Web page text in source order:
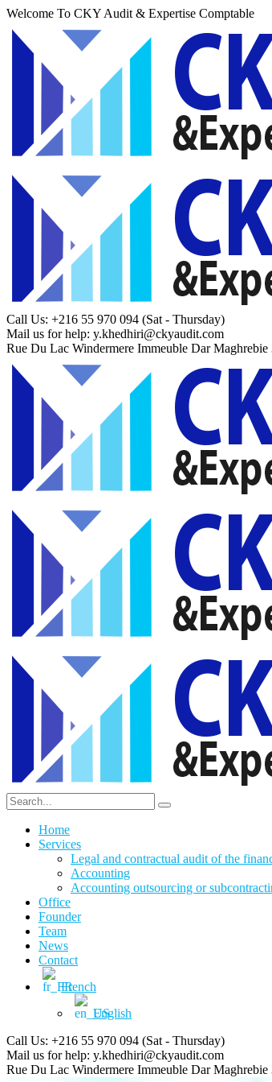
Welcome To CKY Audit & Expertise Comptable
Call Us: +216 55 970 094 (Sat - Thursday)
Mail us for help: y.khedhiri@ckyaudit.com
Rue Du Lac Windermere Immeuble Dar Maghrebie
Home
Services
Legal and contractual audit of the
Accounting
Accounting outsourcing or
Office
Founder
Team
News
Contact
French
English
Call Us: +216 55 970 094 (Sat - Thursday)
Mail us for help: y.khedhiri@ckyaudit.com
Rue Du Lac Windermere Immeuble Dar Maghrebie